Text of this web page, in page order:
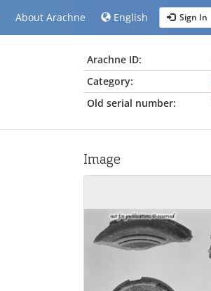
About Arachne English Sign In
Arachne ID:
Category:
Old serial number:
Image